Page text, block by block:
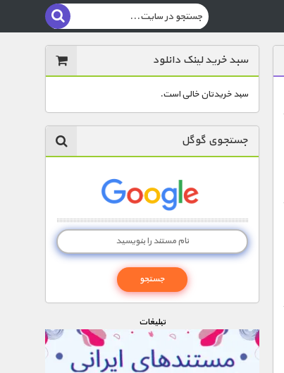
سبد خرید لینک دانلود
سبد خریدتان خالی است.
جستجوی گوگل
تبليغات